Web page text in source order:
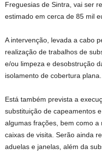
Freguesias de Sintra, vai ser
estimado em cerca de 85 mil
A intervenção, levada a cabo
realização de trabalhos de
e/ou limpeza e desobstrução
isolamento de cobertura plana.
Está também prevista a
substituição de capeamentos
algumas frações, bem como
caixas de visita. Serão ainda
aduelas e janelas, além da